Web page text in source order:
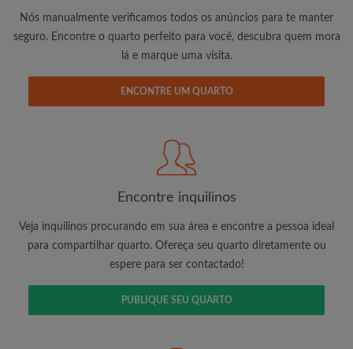
Endereço de e-mail
Palavra passe
Li, entendi e concordo com os
Política de Privadicade
CRIAR PERFIL
Gostaria de receber ofertas exclusivas e atualizações de
Nós manualmente verificamos todos os anúncios para te manter
seguro. Encontre o quarto perfeito para você, descubra quem mora
lá e marque uma visita.
ENCONTRE UM QUARTO
Encontre inquilinos
Veja inquilinos procurando em sua área e encontre a pessoa ideal
para compartilhar quarto. Ofereça seu quarto diretamente ou
espere para ser contactado!
PUBLIQUE SEU QUARTO